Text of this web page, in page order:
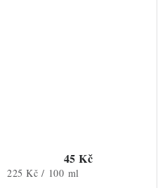
45 Kč
Měrná
225 Kč / 100 ml